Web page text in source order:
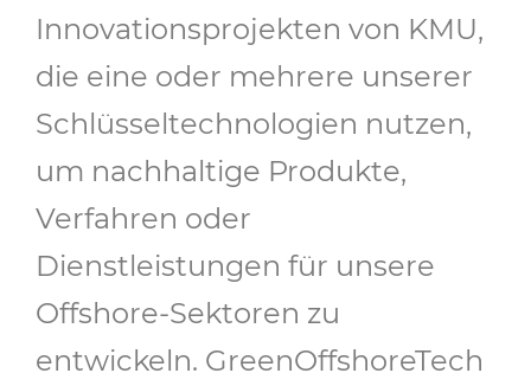
Innovationsprojekten von KMU,
die eine oder mehrere unserer
Schlüsseltechnologien nutzen,
um nachhaltige Produkte,
Verfahren oder
Dienstleistungen für unsere
Offshore-Sektoren zu
entwickeln. GreenOffshoreTech